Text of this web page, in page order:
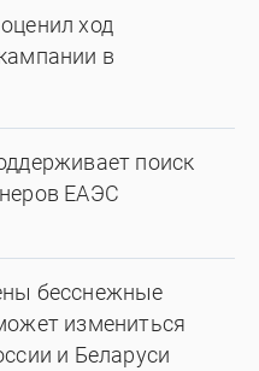
ход
в
поиск
ЕАЭС
бесснежные
измениться
и Беларуси